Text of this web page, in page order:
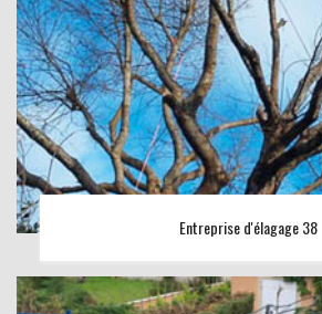
Entreprise d'élagage 38